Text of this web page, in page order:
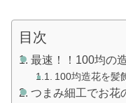
目次
最速！！100均の
100均造花を髪
つまみ細工でお花